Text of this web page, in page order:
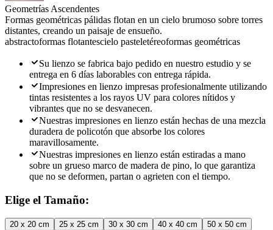
Geometrías Ascendentes
Formas geométricas pálidas flotan en un cielo brumoso sobre torres
distantes, creando un paisaje de ensueño.
abstractoformas flotantescielo pasteletéreoformas geométricas
Su lienzo se fabrica bajo pedido en nuestro estudio y se
entrega en 6 días laborables con entrega rápida.
Impresiones en lienzo impresas profesionalmente utilizando
tintas resistentes a los rayos UV para colores nítidos y
vibrantes que no se desvanecen.
Nuestras impresiones en lienzo están hechas de una mezcla
duradera de policotón que absorbe los colores
maravillosamente.
Nuestras impresiones en lienzo están estiradas a mano
sobre un grueso marco de madera de pino, lo que garantiza
que no se deformen, partan o agrieten con el tiempo.
Elige el Tamaño:
20 x 20 cm 25 x 25 cm 30 x 30 cm 40 x 40 cm
50 x 50 cm